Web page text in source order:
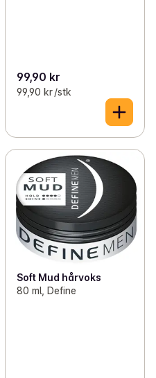
99,90 kr
99,90 kr /stk
Soft Mud hårvoks
80 ml, Define